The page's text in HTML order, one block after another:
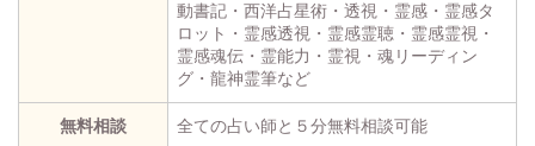
動書記・西洋占星術・透視・霊感・霊感タ
ロット・霊感透視・霊感霊聴・霊感霊視・
霊感魂伝・霊能力・霊視・魂リーディン
グ・龍神霊筆など
無料相談 全ての占い師と５分無料相談可能